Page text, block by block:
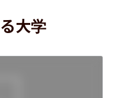
大学